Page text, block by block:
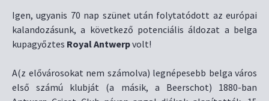
Igen, ugyanis 70 nap szünet után folytatódott az európai
kalandozásunk, a következő potenciális áldozat a belga
kupagyőztes Royal Antwerpvolt!
A(z elővárosokat nem számolva) legnépesebb belga város
első számú klubját (a másik, a Beerschot) 1880-ban